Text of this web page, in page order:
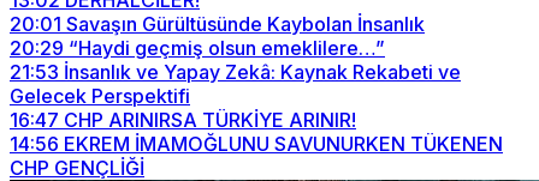
20:01 Savaşın Gürültüsünde Kaybolan İnsanlık
20:29 “Haydi geçmiş olsun emeklilere…”
21:53 İnsanlık ve Yapay Zekâ: Kaynak Rekabeti ve
Gelecek Perspektifi
16:47 CHP ARINIRSA TÜRKİYE ARINIR!
14:56 EKREM İMAMOĞLUNU SAVUNURKEN TÜKENEN
CHP GENÇLİĞİ